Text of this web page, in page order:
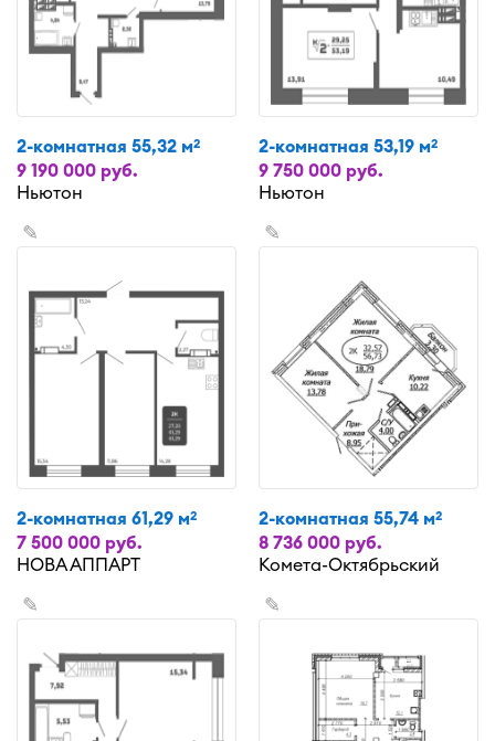
2-комнатная 55,32 м2
9 190 000 руб.
Ньютон
2-комнатная 53,19 м2
9 750 000 руб.
Ньютон
✎
2-комнатная 61,29 м2
7 500 000 руб.
НОВА АППАРТ
✎
2-комнатная 55,74 м2
8 736 000 руб.
Комета-Октябрьский
✎ ✎